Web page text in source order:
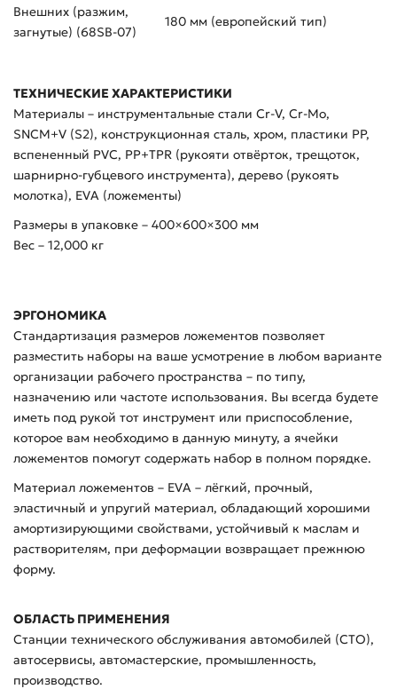
Внешних (разжим,
загнутые) (68SB-07)
180 мм (европейский тип)
ТЕХНИЧЕСКИЕ ХАРАКТЕРИСТИКИ
Материалы – инструментальные стали Cr-V, Cr-Mo,
SNCM+V (S2), конструкционная сталь, хром, пластики PP,
вспененный PVC, PP+TPR (рукояти отвёрток, трещоток,
шарнирно-губцевого инструмента), дерево (рукоять
молотка), EVA (ложементы)
Размеры в упаковке – 400×600×300 мм
Вес – 12,000 кг
ЭРГОНОМИКА
Стандартизация размеров ложементов позволяет
разместить наборы на ваше усмотрение в любом варианте
организации рабочего пространства – по типу,
назначению или частоте использования. Вы всегда будете
иметь под рукой тот инструмент или приспособление,
которое вам необходимо в данную минуту, а ячейки
ложементов помогут содержать набор в полном порядке.
Материал ложементов – EVA – лёгкий, прочный,
эластичный и упругий материал, обладающий хорошими
амортизирующими свойствами, устойчивый к маслам и
растворителям, при деформации возвращает прежнюю
форму.
ОБЛАСТЬ ПРИМЕНЕНИЯ
Станции технического обслуживания автомобилей (СТО),
автосервисы, автомастерские, промышленность,
производство.